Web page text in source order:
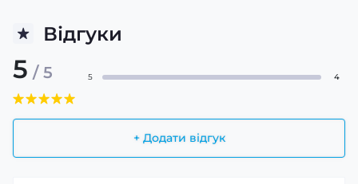
Відгуки
5 / 5
+ Додати відгук
5 4